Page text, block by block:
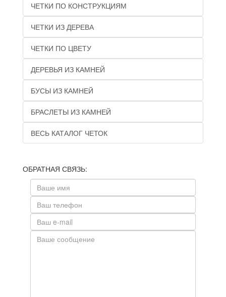
ЧЕТКИ ПО КОНСТРУКЦИЯМ
ЧЕТКИ ИЗ ДЕРЕВА
ЧЕТКИ ПО ЦВЕТУ
ДЕРЕВЬЯ ИЗ КАМНЕЙ
БУСЫ ИЗ КАМНЕЙ
БРАСЛЕТЫ ИЗ КАМНЕЙ
ВЕСЬ КАТАЛОГ ЧЕТОК
ОБРАТНАЯ СВЯЗЬ: